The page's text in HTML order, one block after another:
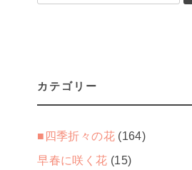
カテゴリー
■四季折々の花(164)
早春に咲く花 (15)